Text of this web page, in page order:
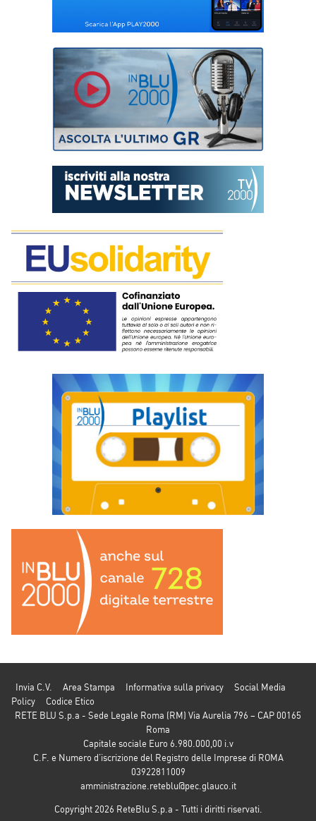
Invia C.V. Area Stampa Informativa sulla privacy
Social Media
Policy
Codice Etico
RETE BLU S.p.a - Sede Legale Roma (RM) Via Aurelia 796 – CAP 00165
Roma
Capitale sociale Euro 6.980.000,00 i.v
C.F. e Numero d’iscrizione del Registro delle Imprese di ROMA
03922811009
amministrazione.reteblu@pec.glauco.it
Copyright 2026 ReteBlu S.p.a - Tutti i diritti riservati.